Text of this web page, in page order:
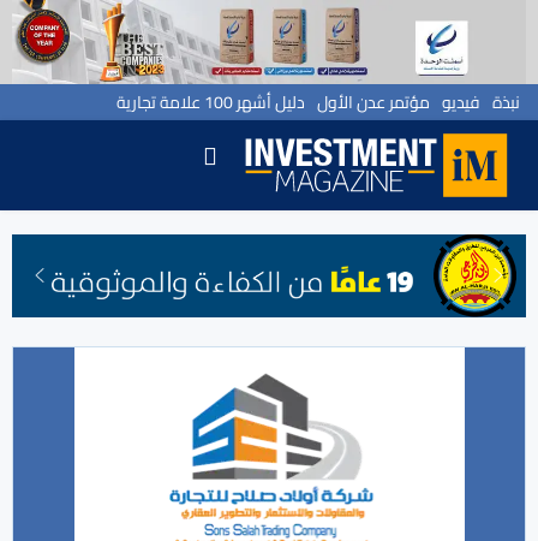
نبذة فيديو مؤتمر عدن الأول دليل أشهر 100 علامة تجارية